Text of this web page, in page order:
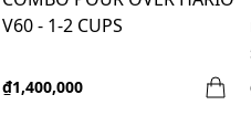
V60 - 1-2 CUPS
₫1,400,000